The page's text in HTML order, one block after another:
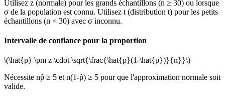
Utilisez z (normale) pour les grands échantillons (n ≥ 30) ou lorsque
σ de la population est connu. Utilisez t (distribution t) pour les petits
échantillons (n < 30) avec σ inconnu.
Intervalle de confiance pour la proportion
\(\hat{p} \pm z \cdot \sqrt{\frac{\hat{p}(1-\hat{p})}{n}}\)
Nécessite np̂ ≥ 5 et n(1-p̂) ≥ 5 pour que l'approximation normale soit
valide.